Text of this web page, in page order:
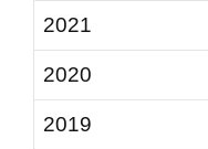
2021
2020
2019